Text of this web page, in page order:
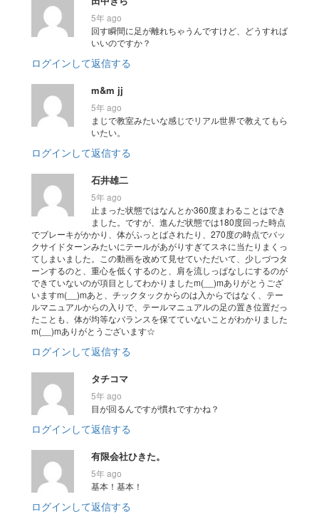
5年 ago
回す瞬間に足が離れちゃうんですけど、どうすれば
いいのですか？
ログインして返信する
m&m jj
5年 ago
まじで教室みたいな感じでリアル世界で教えてもら
いたい。
ログインして返信する
石井雄二
5年 ago
止まった状態ではなんとか360度まわることはでき
ました。ですが、進んだ状態では180度回った時点
でブレーキがかかり、体がふっとばされたり、270度の時点でバッ
クサイドターンみたいにテールがあがりすぎてスネに当たりまくっ
てしまいました。この動画を改めて見せていただいて、少しづつタ
ーンするのと、重心を低くするのと、肩を流しっぱなしにするのが
できていないのが項目としてわかりましたm(__)mありがとうござ
いますm(__)mあと、チックタックからのは入からではなく、テー
ルマニュアルからの入りで、テールマニュアルの足の置き位置だっ
たことも、体が均等なバランスを保てていないことがわかりました
m(__)mありがとうございます☆
ログインして返信する
タチコマ
5年 ago
目が回るんですが慣れですかね？
ログインして返信する
有限会社ひきた。
5年 ago
基本！基本！
ログインして返信する